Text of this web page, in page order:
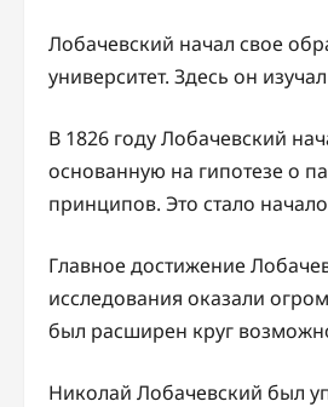
Лобачевский начал свое
университет. Здесь он
В 1826 году Лобачевский
основанную на гипотезе о
принципов. Это стало
Главное достижение
исследования оказали
был расширен круг
Николай Лобачевский был